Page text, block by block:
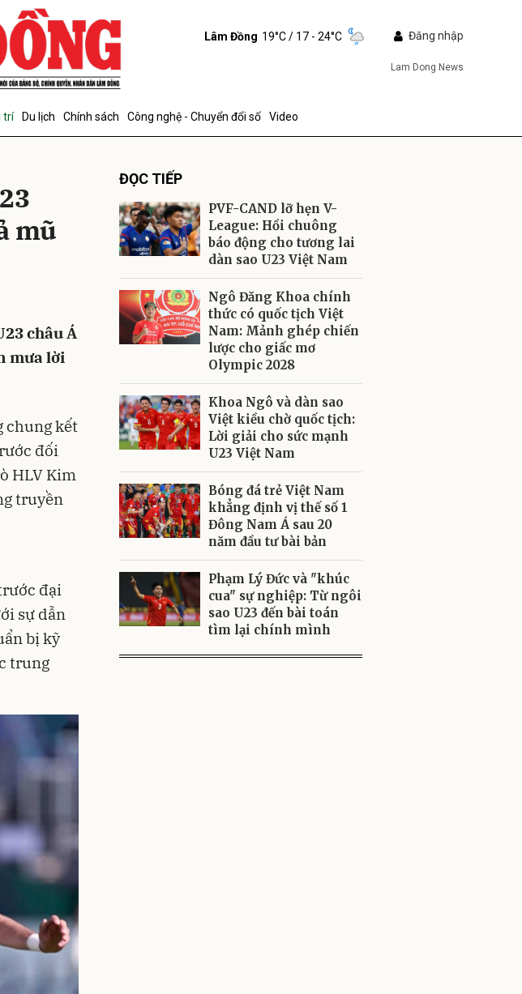
Lâm Đồng 19°C/ 17 - 24°C Đăng nhập
Lam Dong News
trí Du lịch Chính sách Công nghệ - Chuyển đổi số Video
mũ
châu Á
mưa lời
chung kết
đối
HLV Kim
truyền
đại
sự dẫn
bị kỹ
trung
ĐỌC TIẾP
PVF-CAND lỡ hẹn V-
League: Hồi chuông
báo động cho tương lai
dàn sao U23 Việt Nam
Ngô Đăng Khoa chính
thức có quốc tịch Việt
Nam: Mảnh ghép chiến
lược cho giấc mơ
Olympic 2028
Khoa Ngô và dàn sao
Việt kiều chờ quốc tịch:
Lời giải cho sức mạnh
U23 Việt Nam
Bóng đá trẻ Việt Nam
khẳng định vị thế số 1
Đông Nam Á sau 20
năm đầu tư bài bản
Phạm Lý Đức và "khúc
cua" sự nghiệp: Từ ngôi
sao U23 đến bài toán
tìm lại chính mình